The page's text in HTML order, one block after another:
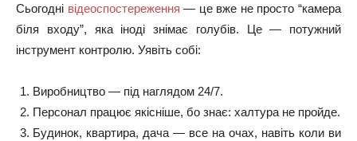
Сьогодні відеоспостереження — це вже не просто “камера
біля входу”, яка іноді знімає голубів. Це — потужний
інструмент контролю. Уявіть собі:
Виробництво — під наглядом 24/7.
Персонал працює якісніше, бо знає: халтура не пройде.
Будинок, квартира, дача — все на очах, навіть коли ви